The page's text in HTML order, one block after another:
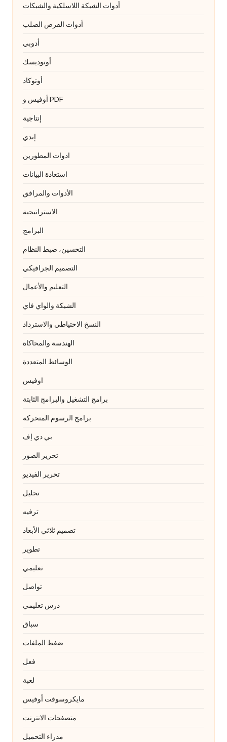
أدوات الشبكة اللاسلكية والشبكات
أدوات القرص الصلب
أدوبي
أوتوديسك
أوتوكاد
أوفيس و PDF
إنتاجية
إندي
ادوات المطورين
استعادة البيانات
الأدوات والمرافق
الاستراتيجية
البرامج
التحسين، ضبط النظام
التصميم الجرافيكي
التعليم والأعمال
الشبكة والواي فاي
النسخ الاحتياطي والاسترداد
الهندسة والمحاكاة
الوسائط المتعددة
اوفيس
برامج التشغيل والبرامج الثابتة
برامج الرسوم المتحركة
بي دي إف
تحرير الصور
تحرير الفيديو
تحليل
ترفيه
تصميم ثلاثي الأبعاد
تطوير
تعليمي
تواصل
درس تعليمي
سباق
ضغط الملفات
فعل
لعبة
مايكروسوفت أوفيس
متصفحات الانترنت
مدراء التحميل